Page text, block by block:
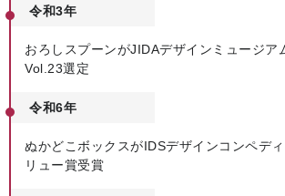
令和3年
おろしスプーンがJIDAデザインミュージア
Vol.23選定
令和6年
ぬかどこボックスがIDSデザインコンペデ
リュー賞受賞